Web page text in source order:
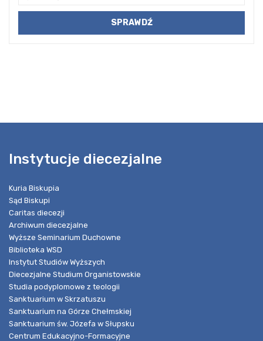
Instytucje diecezjalne
Kuria Biskupia
Sąd Biskupi
Caritas diecezji
Archiwum diecezjalne
Wyższe Seminarium Duchowne
Biblioteka WSD
Instytut Studiów Wyższych
Diecezjalne Studium Organistowskie
Studia podyplomowe z teologii
Sanktuarium w Skrzatuszu
Sanktuarium na Górze Chełmskiej
Sanktuarium św. Józefa w Słupsku
Centrum Edukacyjno-Formacyjne